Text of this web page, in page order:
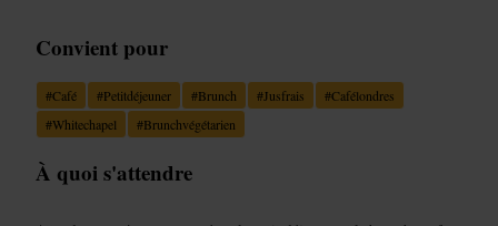
Convient pour
#Café #Petitdéjeuner #Brunch #Jusfrais #Cafélondres
#Whitechapel #Brunchvégétarien
À quoi s'attendre